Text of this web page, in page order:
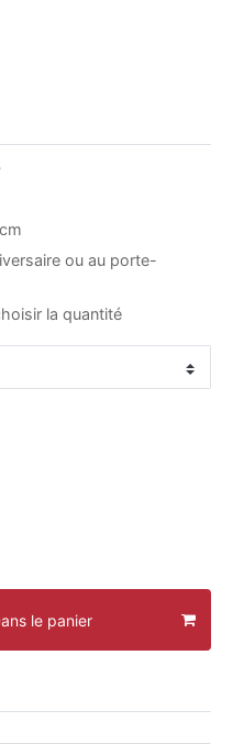
ou au porte-
la quantité
le panier